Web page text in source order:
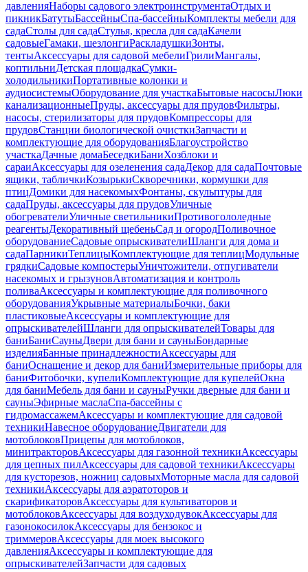
давленияНаборы садового электроинструментаОтдых и
пикникБатутыБассейныСпа-бассейныКомплекты мебели для
садаСтолы для садаСтулья, кресла для садаКачели
садовыеГамаки, шезлонгиРаскладушкиЗонты,
тентыАксессуары для садовой мебелиГрилиМангалы,
коптильниДетская площадкаСумки-
холодильникиПортативные колонки и
аудиосистемыОборудование для участкаБытовые насосыЛюки
канализационныеПруды, аксессуары для прудовФильтры,
насосы, стерилизаторы для прудовКомпрессоры для
прудовСтанции биологической очисткиЗапчасти и
комплектующие для оборудованияБлагоустройство
участкаДачные домаБеседкиБаниХозблоки и
сараиАксессуары для озеленения садаДекор для садаПочтовые
ящики, табличкиКозырькиСкворечники, кормушки для
птицДомики для насекомыхФонтаны, скульптуры для
садаПруды, аксессуары для прудовУличные
обогревателиУличные светильникиПротивогололедные
реагентыДекоративный щебеньСад и огородПоливочное
оборудованиеСадовые опрыскивателиШланги для дома и
садаПарникиТеплицыКомплектующие для теплицМодульные
грядкиСадовые компостерыУничтожители, отпугиватели
насекомых и грызуновАвтоматизация и контроль
поливаАксессуары и комплектующие для поливочного
оборудованияУкрывные материалыБочки, баки
пластиковыеАксессуары и комплектующие для
опрыскивателейШланги для опрыскивателейТовары для
баниБаниСауныДвери для бани и сауныБондарные
изделияБанные принадлежностиАксессуары для
баниОснащение и декор для баниИзмерительные приборы для
баниФитобочки, купелиКомплектующие для купелейОкна
для баниМебель для бани и сауныРучки дверные для бани и
сауныЭфирные маслаСпа-бассейны с
гидромассажемАксессуары и комплектующие для садовой
техникиНавесное оборудованиеДвигатели для
мотоблоковПрицепы для мотоблоков,
минитракторовАксессуары для газонной техникиАксессуары
для цепных пилАксессуары для садовой техникиАксессуары
для кусторезов, ножниц садовыхМоторные масла для садовой
техникиАксессуары для аэратоторов и
скарификаторовАксессуары для культиваторов и
мотоблоковАксессуары для воздуходувокАксессуары для
газонокосилокАксессуары для бензокос и
триммеровАксессуары для моек высокого
давленияАксессуары и комплектующие для
опрыскивателейЗапчасти для садовых